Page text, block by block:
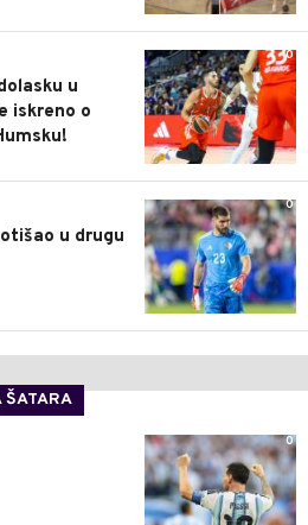
0
u
iskreno o
0
u drugu
ŠATARA
0